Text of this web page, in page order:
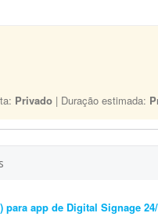
Privado | Duração estimada:
app de Digital Signage